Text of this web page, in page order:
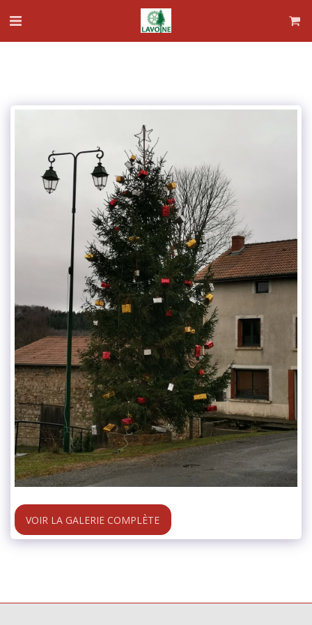
VOIR LA GALERIE COMPLÈTE